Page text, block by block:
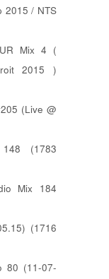
2015 / NTS
Mix 4 (
2015 )
(Live @
(1783
Mix 184
(1716
80 (11-07-